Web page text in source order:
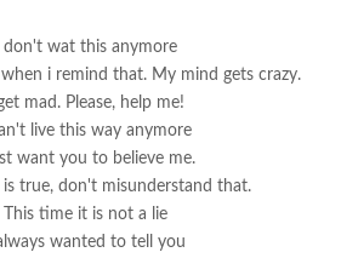
I don't wat this anymore
i remind that. My mind gets crazy.
get mad. Please, help me!
live this way anymore
want you to believe me.
true, don't misunderstand that.
This time it is not a lie
always wanted to tell you